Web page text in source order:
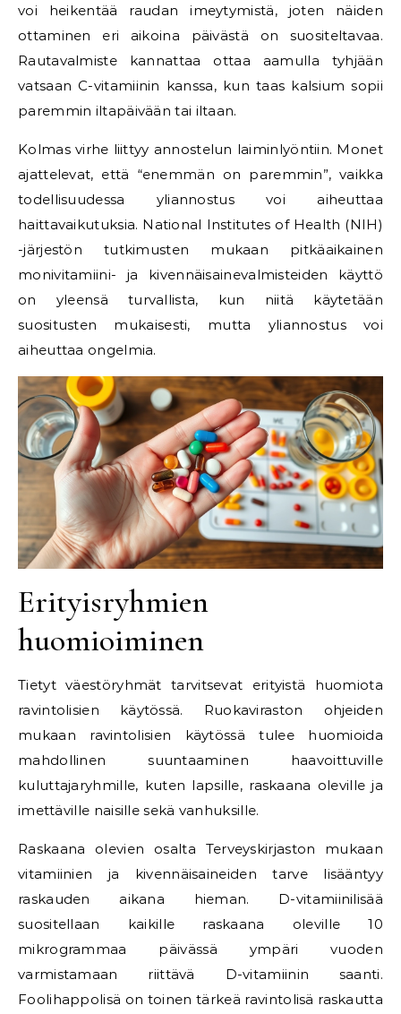
voi heikentää raudan imeytymistä, joten näiden
ottaminen eri aikoina päivästä on suositeltavaa.
Rautavalmiste kannattaa ottaa aamulla tyhjään
vatsaan C-vitamiinin kanssa, kun taas kalsium sopii
paremmin iltapäivään tai iltaan.
Kolmas virhe liittyy annostelun laiminlyöntiin. Monet
ajattelevat, että “enemmän on paremmin”, vaikka
todellisuudessa yliannostus voi aiheuttaa
haittavaikutuksia. National Institutes of Health (NIH)
-järjestön tutkimusten mukaan pitkäaikainen
monivitamiini- ja kivennäisainevalmisteiden käyttö
on yleensä turvallista, kun niitä käytetään
suositusten mukaisesti, mutta yliannostus voi
aiheuttaa ongelmia.
Erityisryhmien
huomioiminen
Tietyt väestöryhmät tarvitsevat erityistä huomiota
ravintolisien käytössä. Ruokaviraston ohjeiden
mukaan ravintolisien käytössä tulee huomioida
mahdollinen suuntaaminen haavoittuville
kuluttajaryhmille, kuten lapsille, raskaana oleville ja
imettäville naisille sekä vanhuksille.
Raskaana olevien osalta Terveyskirjaston mukaan
vitamiinien ja kivennäisaineiden tarve lisääntyy
raskauden aikana hieman. D-vitamiinilisää
suositellaan kaikille raskaana oleville 10
mikrogrammaa päivässä ympäri vuoden
varmistamaan riittävä D-vitamiinin saanti.
Foolihappolisä on toinen tärkeä ravintolisä raskautta